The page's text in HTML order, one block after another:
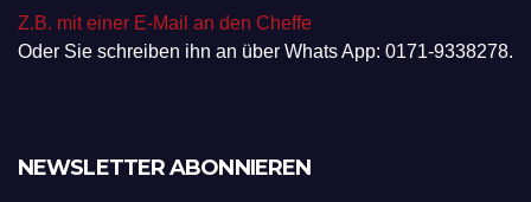
Z.B. mit einer E-Mail an den Cheffe
Oder Sie schreiben ihn an über Whats App: 0171-9338278.
NEWSLETTER ABONNIEREN